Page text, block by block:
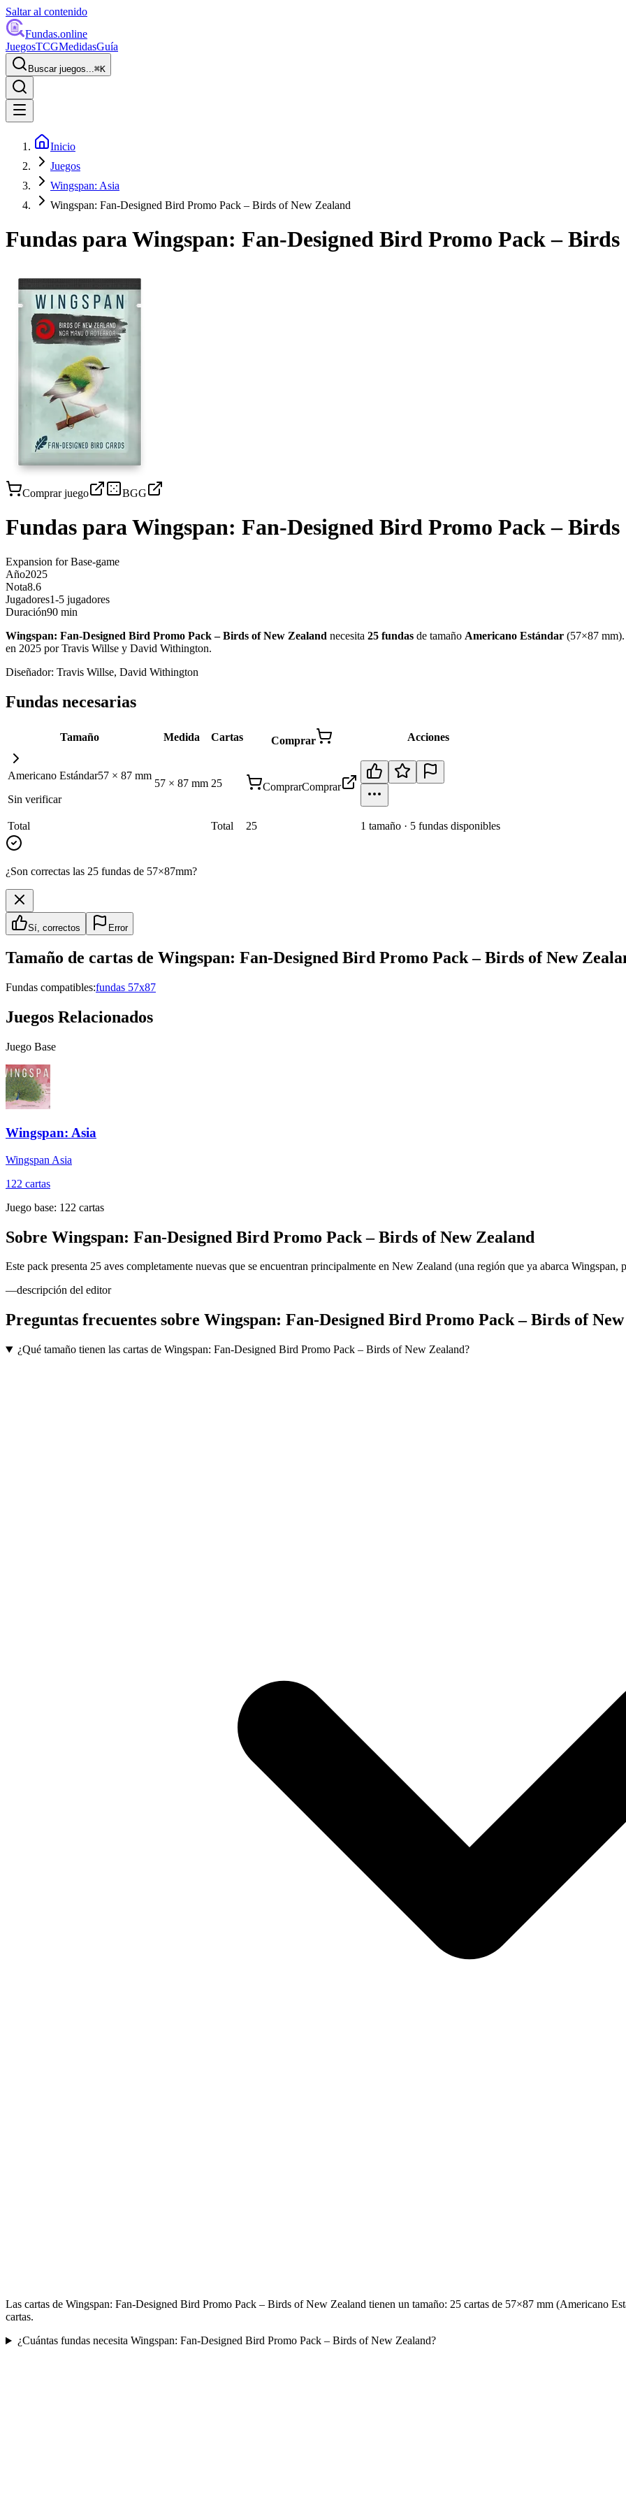
Saltar al contenido
Fundas.online
JuegosTCGMedidasGuía
Buscar juegos...⌘K
Inicio
Juegos
Wingspan: Asia
Wingspan: Fan-Designed Bird Promo Pack – Birds of New Zealand
Fundas paraWingspan: Fan-Designed Bird Promo Pack –
Comprar juego BGG
Fundas paraWingspan: Fan-Designed Bird Promo Pack –
Expansion for Base-game
Año2025
Nota8.6
Jugadores1-5 jugadores
Duración90 min
Wingspan: Fan-Designed Bird Promo Pack – Birds of New Zealand necesita 25 fundas de tamaño Americano Estándar (57×87 mm)
en 2025 por Travis Willse y David Withington.
Diseñador: Travis Willse, David Withington
Fundas necesarias
Tamaño Medida Cartas Comprar Acciones
Americano Estándar57 × 87 mm
Sin verificar
57 × 87 mm 25 ComprarComprar
Total Total 25 1 tamaño · 5 fundas disponibles
¿Son correctas las 25 fundas de 57×87mm?
Sí, correctos Error
Tamaño de cartas de Wingspan: Fan-Designed Bird Promo Pack – Birds of New
Fundas compatibles:fundas 57x87
Juegos Relacionados
Juego Base
Wingspan: Asia
Wingspan Asia
122 cartas
Juego base: 122 cartas
Sobre Wingspan: Fan-Designed Bird Promo Pack – Birds of New Zealand
Este pack presenta 25 aves completamente nuevas que se encuentran principalmente en New Zealand (una región que ya abarca Wingspan,
—descripción del editor
Preguntas frecuentes sobre Wingspan: Fan-Designed Bird Promo Pack – Birds of
¿Qué tamaño tienen las cartas de Wingspan: Fan-Designed Bird Promo Pack – Birds of New Zealand?
Las cartas de Wingspan: Fan-Designed Bird Promo Pack – Birds of New Zealand tienen un tamaño: 25 cartas de 57×87 mm (Americano
cartas.
¿Cuántas fundas necesita Wingspan: Fan-Designed Bird Promo Pack – Birds of New Zealand?